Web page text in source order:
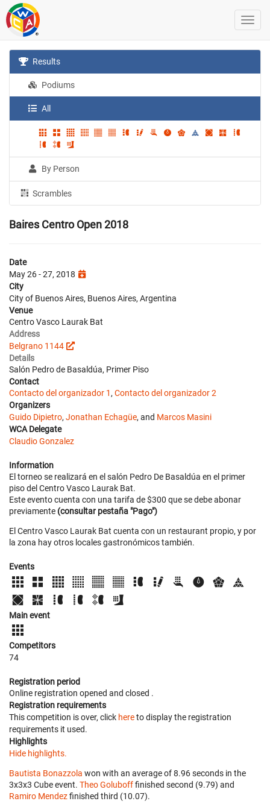
Results
Podiums
All
By Person
Scrambles
Baires Centro Open 2018
Date
May 26 - 27, 2018
City
City of Buenos Aires, Buenos Aires, Argentina
Venue
Centro Vasco Laurak Bat
Address
Belgrano 1144
Details
Salón Pedro de Basaldúa, Primer Piso
Contact
Contacto del organizador 1, Contacto del organizador 2
Organizers
Guido Dipietro, Jonathan Echagüe, and Marcos Masini
WCA Delegate
Claudio Gonzalez
Information
El torneo se realizará en el salón Pedro De Basaldúa en el primer
piso del Centro Vasco Laurak Bat.
Este evento cuenta con una tarifa de $300 que se debe abonar
previamente (consultar pestaña "Pago")
El Centro Vasco Laurak Bat cuenta con un restaurant propio, y por
la zona hay otros locales gastronómicos también.
Events
Main event
Competitors
74
Registration period
Online registration opened and closed .
Registration requirements
This competition is over, click hereto display the registration
requirements it used.
Highlights
Hide highlights.
Bautista Bonazzola won with an average of 8.96 seconds in the
3x3x3 Cube event. Theo Golubofffinished second (9.79) and
Ramiro Mendezfinished third (10.07).